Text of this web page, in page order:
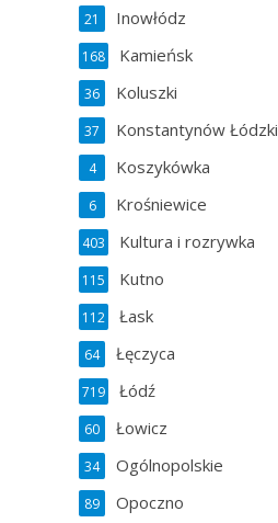
Inowłódz
21
Kamieńsk
168
Koluszki
36
Konstantynów Łódzki
37
Koszykówka
4
Krośniewice
6
Kultura i rozrywka
403
Kutno
115
Łask
112
Łęczyca
64
Łódź
719
Łowicz
60
Ogólnopolskie
34
Opoczno
89